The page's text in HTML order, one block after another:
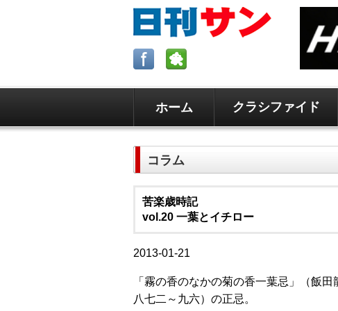
ホーム クラシファイド
ロサンゼルスの求人、クラシファイド、
日刊サンはロサンゼルスの日本語新聞
毎週木曜5時更新。
コラム
苦楽歳時記
vol.20 一葉とイチロー
2013-01-21
「霧の香のなかの菊の香一葉忌」（飯
八七二～九六）の正忌。